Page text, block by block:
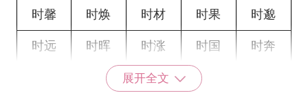
时馨 时焕 时材 时果 时邈
时远 时晖 时涨 时国 时奔
时时 时松 时鑫
展开全文